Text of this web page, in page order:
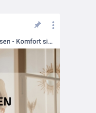
Technik verschwinden lassen - Komfort sichtbar spürbar